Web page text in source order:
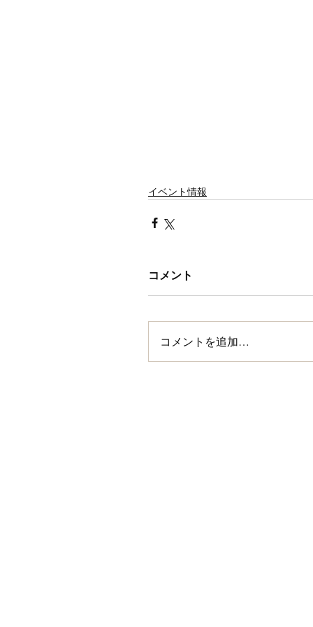
イベント情報
コメント
コメントを追加…